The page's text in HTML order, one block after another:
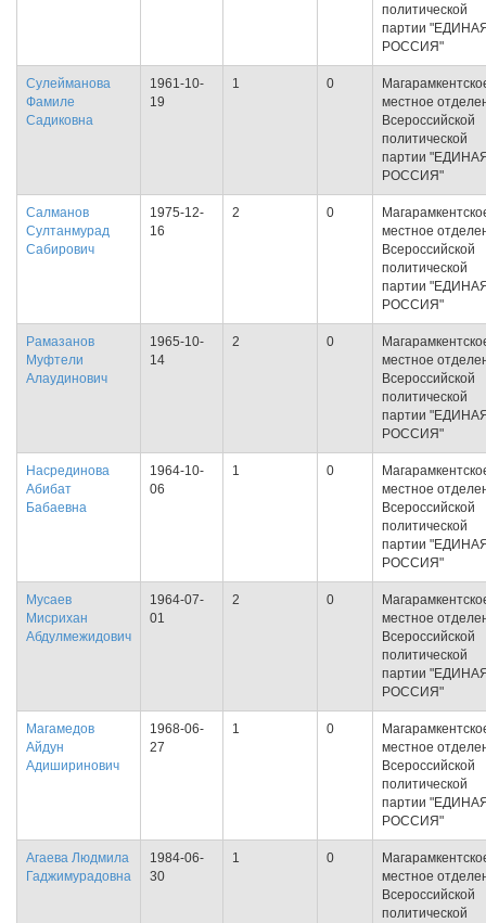
политической
партии
РОССИЯ"
Сулейманова
Фамиле
Садиковна
1961-10-
19
1 0
местное
Всероссийской
политической
партии
РОССИЯ"
Салманов
Султанмурад
Сабирович
1975-12-
16
2 0
местное
Всероссийской
политической
партии
РОССИЯ"
Рамазанов
Муфтели
Алаудинович
1965-10-
14
2 0
местное
Всероссийской
политической
партии
РОССИЯ"
Насрединова
Абибат
Бабаевна
1964-10-
06
1 0
местное
Всероссийской
политической
партии
РОССИЯ"
Мусаев
Мисрихан
Абдулмежидович
1964-07-
01
2 0
местное
Всероссийской
политической
партии
РОССИЯ"
Магамедов
Айдун
Адиширинович
1968-06-
27
1 0
местное
Всероссийской
политической
партии
РОССИЯ"
Агаева Людмила
Гаджимурадовна
1984-06-
30
1 0
местное
Всероссийской
политической